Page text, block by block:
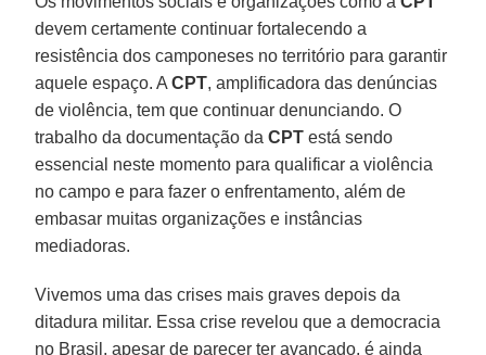
devem certamente continuar fortalecendo a
resistência dos camponeses no território para garantir
aquele espaço. ACPT, amplificadora das denúncias
de violência, tem que continuar denunciando. O
trabalho da documentação daCPT está sendo
essencial neste momento para qualificar a violência
no campo e para fazer o enfrentamento, além de
embasar muitas organizações e instâncias
mediadoras.
Vivemos uma das crises mais graves depois da
ditadura militar. Essa crise revelou que a democracia
no Brasil, apesar de parecer ter avançado, é ainda